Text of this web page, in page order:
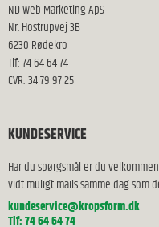
ND Web Marketing ApS
Nr. Hostrupvej 3B
6230 Rødekro
Tlf: 74 64 64 74
CVR: 34 79 97 25
KUNDESERVICE
Har du spørgsmål er du
vidt muligt mails samme dag som
kundeservice@kropsform.dk
Tlf: 74 64 64 74